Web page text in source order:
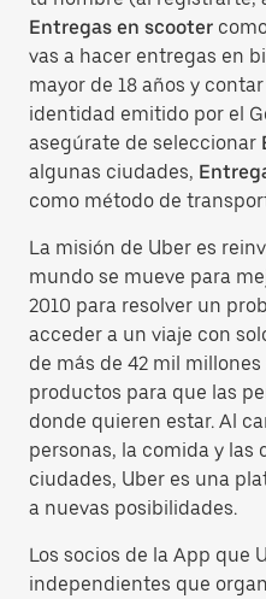
Entregas en scooter
vas a hacer entregas en
mayor de 18 años y
identidad emitido por el
asegúrate de seleccionar
algunas ciudades,
como método de
La misión de Uber es
mundo se mueve para
2010 para resolver un
acceder a un viaje con
de más de 42 mil
productos para que las
donde quieren estar. Al
personas, la comida y las
ciudades, Uber es una
a nuevas posibilidades.
Los socios de la App que
independientes que